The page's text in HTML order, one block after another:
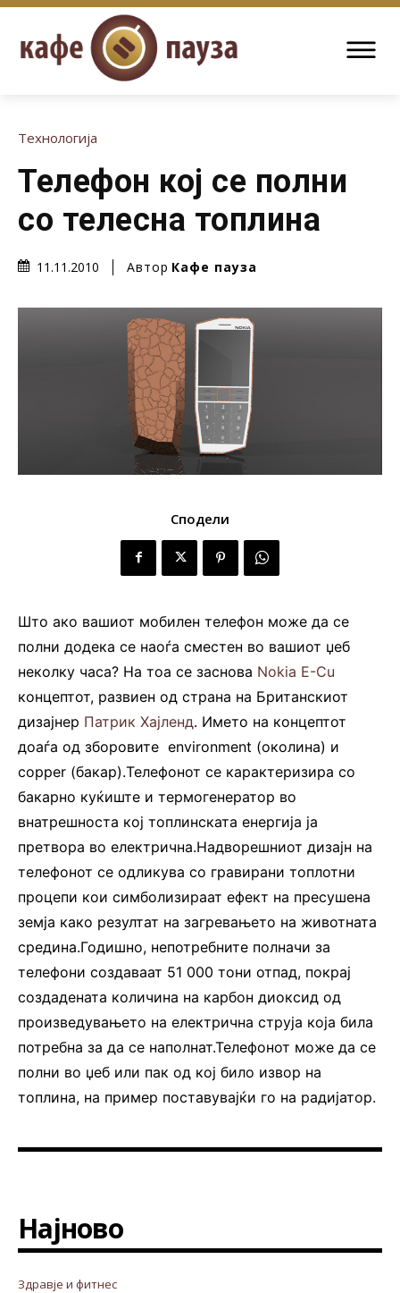
Технологија
Телефон кој се полни
со телесна топлина
11.11.2010 Автор Кафе пауза
Сподели
Што ако вашиот мобилен телефон може да се
полни додека се наоѓа сместен во вашиот џеб
неколку часа? На тоа се заснова Nokia E-Cu
концептот, развиен од страна на Британскиот
дизајнер Патрик Хајленд. Името на концептот
доаѓа од зборовите environment (околина) и
copper (бакар).Телефонот се карактеризира со
бакарно куќиште и термогенератор во
внатрешноста кој топлинската енергија ја
претвора во електрична.Надворешниот дизајн на
телефонот се одликува со гравирани топлотни
процепи кои симболизираат ефект на пресушена
земја како резултат на загревањето на животната
средина.Годишно, непотребните полначи за
телефони создаваат 51 000 тони отпад, покрај
создадената количина на карбон диоксид од
произведувањето на електрична струја која била
потребна за да се наполнат.Телефонот може да се
полни во џеб или пак од кој било извор на
топлина, на пример поставувајќи го на радијатор.
Најново
Здравје и фитнес